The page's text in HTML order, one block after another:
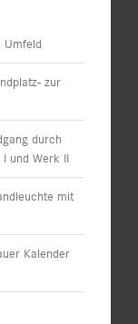
Umfeld
zur
durch
und Werk II
mit
Kalender